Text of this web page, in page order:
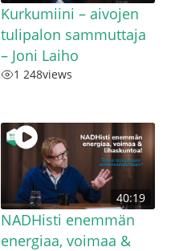
Kurkumiini – aivojen
tulipalon sammuttaja
– Joni Laiho
1 248views
40:19
NADHisti enemmän
energiaa, voimaa &